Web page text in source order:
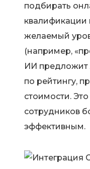
подбирать
квалификации
желаемый
(например,
ИИ предложит
по рейтингу,
стоимости.
сотрудников
эффективным.